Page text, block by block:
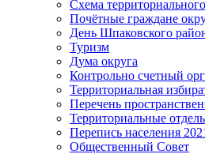
Схема
Почётные граждане
День Шпаковского
Туризм
Дума округа
Контрольно счетный
Территориальная
Перечень
Территориальные
Перепись населения
Общественный Совет